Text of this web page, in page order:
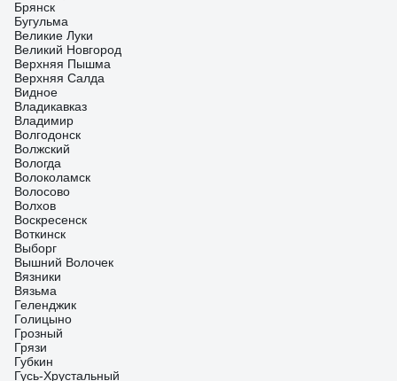
Брянск
Бугульма
Великие Луки
Великий Новгород
Верхняя Пышма
Верхняя Салда
Видное
Владикавказ
Владимир
Волгодонск
Волжский
Вологда
Волоколамск
Волосово
Волхов
Воскресенск
Воткинск
Выборг
Вышний Волочек
Вязники
Вязьма
Геленджик
Голицыно
Грозный
Грязи
Губкин
Гусь-Хрустальный